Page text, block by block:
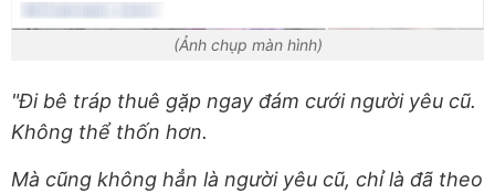
(Ảnh chụp màn hình)
"Đi bê tráp thuê gặp ngay đám cưới người yêu cũ.
Không thể thốn hơn.
Mà cũng không hẳn là người yêu cũ, chỉ là đã theo